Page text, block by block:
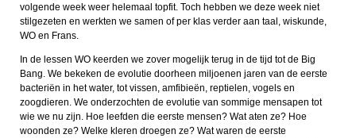
volgende week weer helemaal topfit. Toch hebben we deze week niet
stilgezeten en werkten we samen of per klas verder aan taal, wiskunde,
WO en Frans.
In de lessen WO keerden we zover mogelijk terug in de tijd tot de Big
Bang. We bekeken de evolutie doorheen miljoenen jaren van de eerste
bacteriën in het water, tot vissen, amfibieën, reptielen, vogels en
zoogdieren. We onderzochten de evolutie van sommige mensapen tot
wie we nu zijn. Hoe leefden die eerste mensen? Wat aten ze? Hoe
woonden ze? Welke kleren droegen ze? Wat waren de eerste